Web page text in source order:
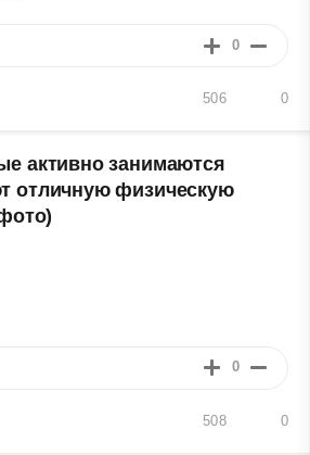
0
0
506
активно занимаются
отличную физическую
0
0
508